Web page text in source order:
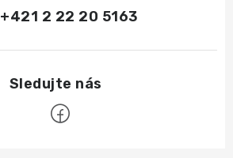
+421 2 22 20 5163